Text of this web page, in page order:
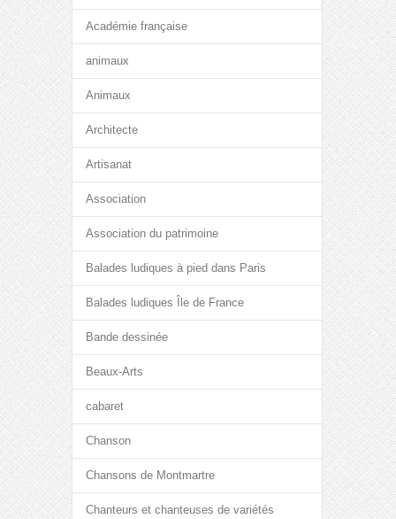
Académie française
animaux
Animaux
Architecte
Artisanat
Association
Association du patrimoine
Balades ludiques à pied dans Paris
Balades ludiques Île de France
Bande dessinée
Beaux-Arts
cabaret
Chanson
Chansons de Montmartre
Chanteurs et chanteuses de variétés